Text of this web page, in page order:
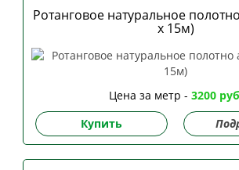
Ротанговое натуральное
х 15м)
Цена за метр - 3200
Купить